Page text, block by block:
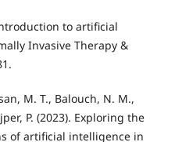
to artificial
Invasive Therapy &
M. T., Balouch, N. M.,
P. (2023). Exploring the
of artificial intelligence in